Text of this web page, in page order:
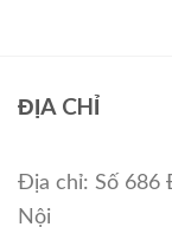
ĐỊA CHỈ
Địa chỉ: Số 686
Nội